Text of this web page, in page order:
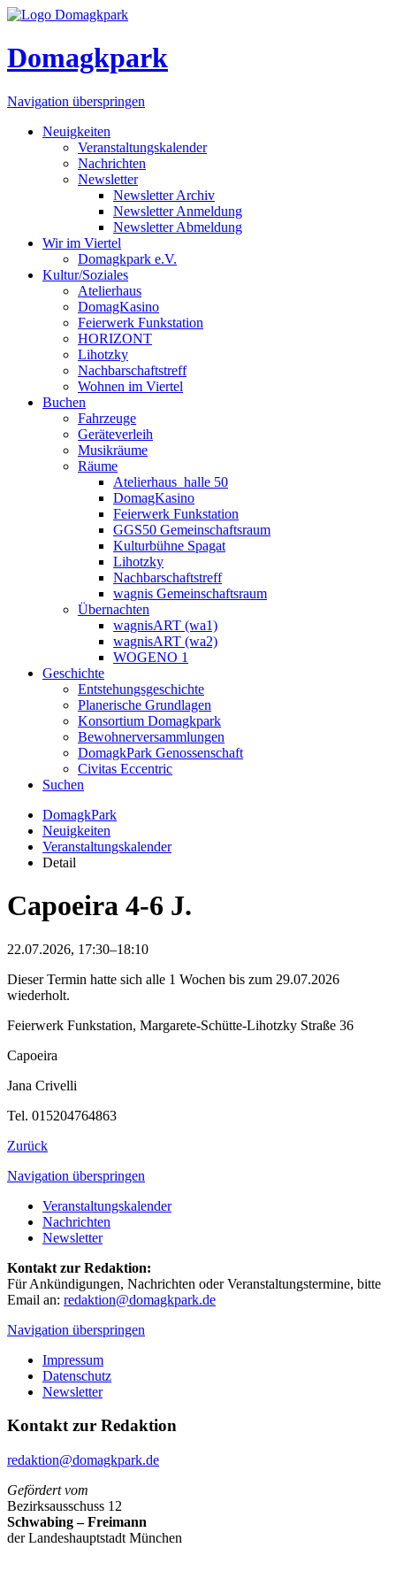
Domagkpark
Navigation überspringen
Neuigkeiten
Veranstaltungskalender
Nachrichten
Newsletter
Newsletter Archiv
Newsletter Anmeldung
Newsletter Abmeldung
Wir im Viertel
Domagkpark e.V.
Kultur/Soziales
Atelierhaus
DomagKasino
Feierwerk Funkstation
HORIZONT
Lihotzky
Nachbarschaftstreff
Wohnen im Viertel
Buchen
Fahrzeuge
Geräteverleih
Musikräume
Räume
Atelierhaus_halle 50
DomagKasino
Feierwerk Funkstation
GGS50 Gemeinschaftsraum
Kulturbühne Spagat
Lihotzky
Nachbarschaftstreff
wagnis Gemeinschaftsraum
Übernachten
wagnisART (wa1)
wagnisART (wa2)
WOGENO 1
Geschichte
Entstehungsgeschichte
Planerische Grundlagen
Konsortium Domagkpark
Bewohnerversammlungen
DomagkPark Genossenschaft
Civitas Eccentric
Suchen
DomagkPark
Neuigkeiten
Veranstaltungskalender
Detail
Capoeira 4-6 J.
22.07.2026, 17:30–18:10
Dieser Termin hatte sich alle 1 Wochen bis zum 29.07.2026
wiederholt.
Feierwerk Funkstation, Margarete-Schütte-Lihotzky Straße 36
Capoeira
Jana Crivelli
Tel. 015204764863
Zurück
Navigation überspringen
Veranstaltungskalender
Nachrichten
Newsletter
Kontakt zur Redaktion:
Für Ankündigungen, Nachrichten oder Veranstaltungstermine, bitte
Email an: redaktion@domagkpark.de
Navigation überspringen
Impressum
Datenschutz
Newsletter
Kontakt zur Redaktion
redaktion@domagkpark.de
Gefördert vom
Bezirksausschuss 12
Schwabing – Freimann
der Landeshauptstadt München